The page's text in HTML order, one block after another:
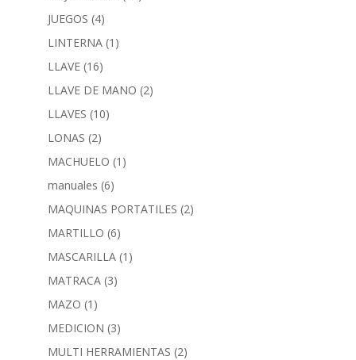
JUEGOS (4)
LINTERNA (1)
LLAVE (16)
LLAVE DE MANO (2)
LLAVES (10)
LONAS (2)
MACHUELO (1)
manuales (6)
MAQUINAS PORTATILES (2)
MARTILLO (6)
MASCARILLA (1)
MATRACA (3)
MAZO (1)
MEDICION (3)
MULTI HERRAMIENTAS (2)